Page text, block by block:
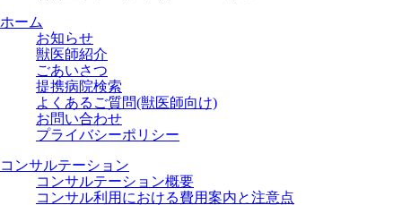
ホーム
お知らせ
獣医師紹介
ごあいさつ
提携病院検索
よくあるご質問(獣医師向け)
お問い合わせ
プライバシーポリシー
コンサルテーション
コンサルテーション概要
コンサル利用における費用案内と注意点